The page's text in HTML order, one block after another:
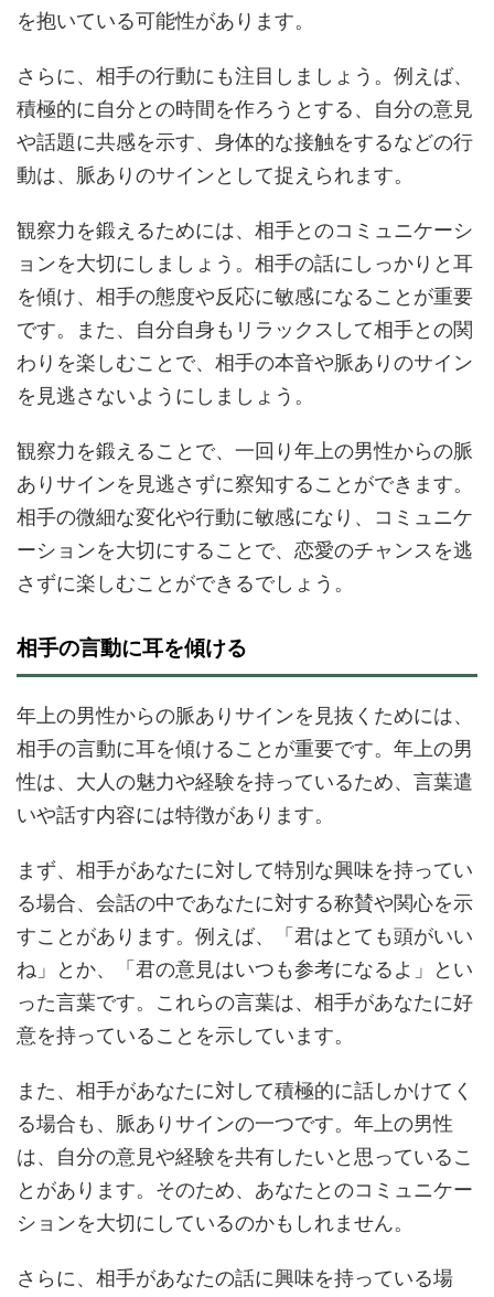
を抱いている可能性があります。
さらに、相手の行動にも注目しましょう。例えば、
積極的に自分との時間を作ろうとする、自分の意見
や話題に共感を示す、身体的な接触をするなどの行
動は、脈ありのサインとして捉えられます。
観察力を鍛えるためには、相手とのコミュニケーシ
ョンを大切にしましょう。相手の話にしっかりと耳
を傾け、相手の態度や反応に敏感になることが重要
です。また、自分自身もリラックスして相手との関
わりを楽しむことで、相手の本音や脈ありのサイン
を見逃さないようにしましょう。
観察力を鍛えることで、一回り年上の男性からの脈
ありサインを見逃さずに察知することができます。
相手の微細な変化や行動に敏感になり、コミュニケ
ーションを大切にすることで、恋愛のチャンスを逃
さずに楽しむことができるでしょう。
相手の言動に耳を傾ける
年上の男性からの脈ありサインを見抜くためには、
相手の言動に耳を傾けることが重要です。年上の男
性は、大人の魅力や経験を持っているため、言葉遣
いや話す内容には特徴があります。
まず、相手があなたに対して特別な興味を持ってい
る場合、会話の中であなたに対する称賛や関心を示
すことがあります。例えば、「君はとても頭がいい
ね」とか、「君の意見はいつも参考になるよ」とい
った言葉です。これらの言葉は、相手があなたに好
意を持っていることを示しています。
また、相手があなたに対して積極的に話しかけてく
る場合も、脈ありサインの一つです。年上の男性
は、自分の意見や経験を共有したいと思っているこ
とがあります。そのため、あなたとのコミュニケー
ションを大切にしているのかもしれません。
さらに、相手があなたの話に興味を持っている場